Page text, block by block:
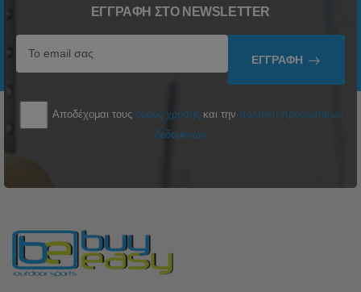
ΕΓΓΡΑΦΉ ΣΤΟ NEWSLETTER
ΕΓΓΡΑΦΉ
Αποδέχομαι τους όρους χρήσης και την πολιτική προσωπικών
δεδομένων